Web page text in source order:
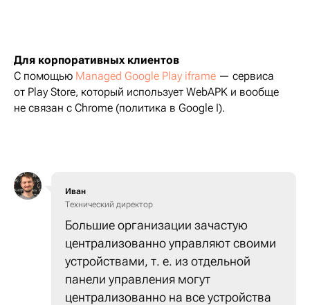
Для корпоративных клиентов
С помощью Managed Google Play iframe — сервиса
от Play Store, который использует WebAPK и вообще
не связан с Chrome (политика в Google I).
Иван
Технический директор
Большие организации зачастую
централизованно управляют своими
устройствами, т. е. из отдельной
панели управления могут
централизованно на все устройства